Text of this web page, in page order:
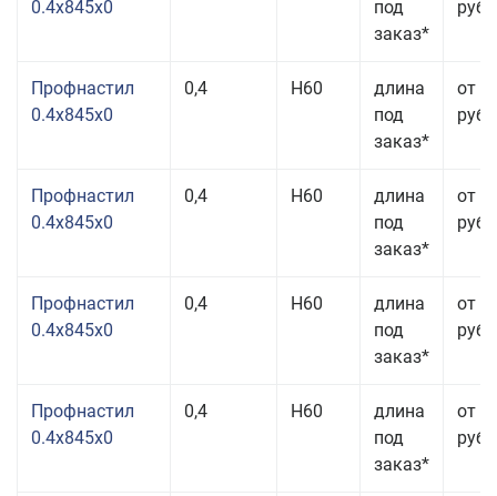
0.4x845x0
под
заказ*
руб.
Профнастил
0.4x845x0
0,4 Н60
длина
под
заказ*
от
руб.
Профнастил
0.4x845x0
0,4 Н60
длина
под
заказ*
от
руб.
Профнастил
0.4x845x0
0,4 Н60
длина
под
заказ*
от
руб.
Профнастил
0.4x845x0
0,4 Н60
длина
под
заказ*
от
руб.